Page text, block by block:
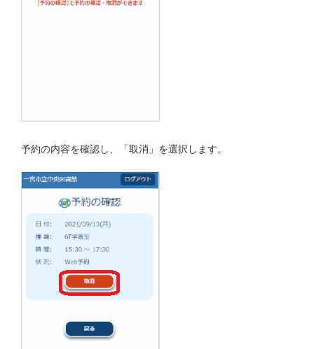
予約の内容を確認し、「取消」を選択します。